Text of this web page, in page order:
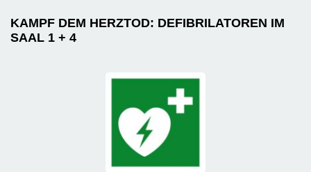
KAMPF DEM HERZTOD: DEFIBRILATOREN IM
SAAL 1 + 4